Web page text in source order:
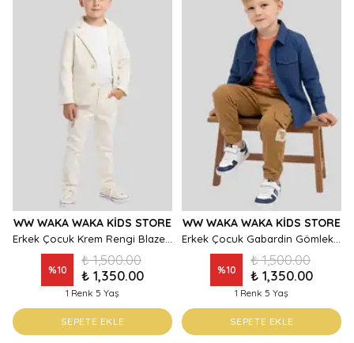
WW WAKA WAKA KIDS STORE
%10
₺ 1,500.00
₺ 1,350.00
1 Renk 5 Yaş
SEPETE EKLE
WW WAKA WAKA KIDS STORE
%10
₺ 1,500.00
₺ 1,350.00
1 Renk 5 Yaş
SEPETE EKLE